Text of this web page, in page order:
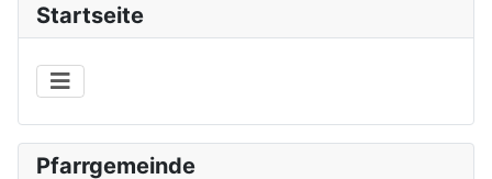
Startseite
Pfarrgemeinde